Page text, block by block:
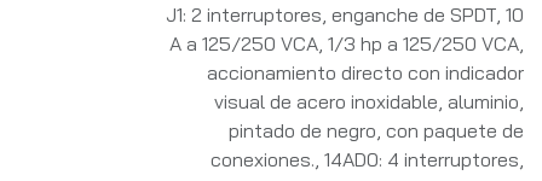
J1: 2 interruptores, enganche de SPDT, 10
A a 125/250 VCA, 1/3 hp a 125/250 VCA,
accionamiento directo con indicador
visual de acero inoxidable, aluminio,
pintado de negro, con paquete de
conexiones. 14AD0: 4 interruptores,